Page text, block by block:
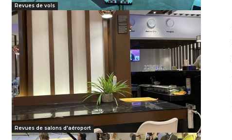
Revues de vols
Revues de salons d'aéroport